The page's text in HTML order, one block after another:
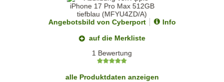
Angebotsbild von Cyberport
Info
auf die Merkliste
1 Bewertung
alle Produktdaten anzeigen